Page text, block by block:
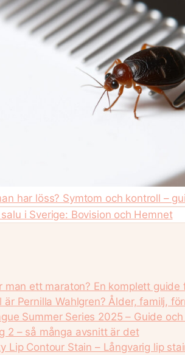
har löss? Symtom och kontroll –
i Sverige: Bovision och Hemnet
man ett maraton? En komplett guide
är Pernilla Wahlgren? Ålder, familj,
Summer Series 2025 – Guide
2 – så många avsnitt är det
Lip Contour Stain – Långvarig lip